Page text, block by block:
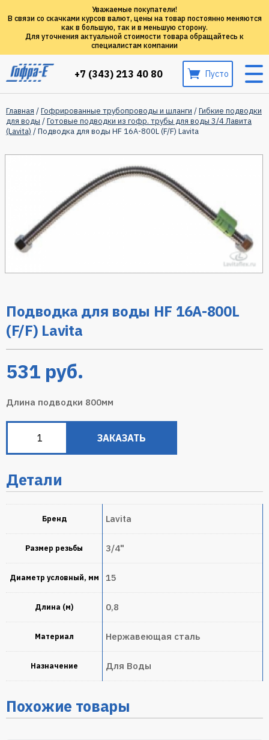
Уважаемые покупатели!
В связи со скачками курсов валют, цены на товар постоянно меняются
как в большую, так и в меньшую сторону.
Для уточнения актуальной стоимости товара обращайтесь к
специалистам компании
+7 (343) 213 40 80 Пусто
Главная /Гофрированные трубопроводы и шланги /Гибкие подводки
для воды /Готовые подводки из гофр. трубы для воды 3/4 Лавита
(Lavita) / Подводка для воды HF 16A-800L (F/F) Lavita
Подводка для воды HF 16A-800L
(F/F) Lavita
531 руб.
Длина подводки 800мм
ЗАКАЗАТЬ
Детали
Бренд Lavita
Размер резьбы 3/4"
Диаметр условный, мм 15
Длина (м) 0,8
Материал Нержавеющая сталь
Назначение Для Воды
Похожие товары